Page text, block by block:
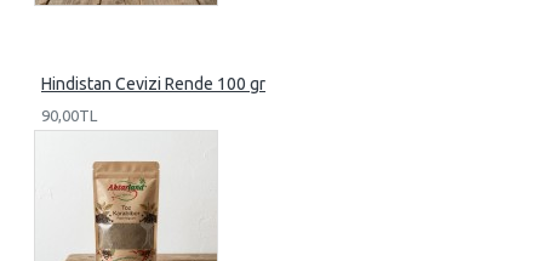
Hindistan Cevizi Rende 100 gr
90,00TL